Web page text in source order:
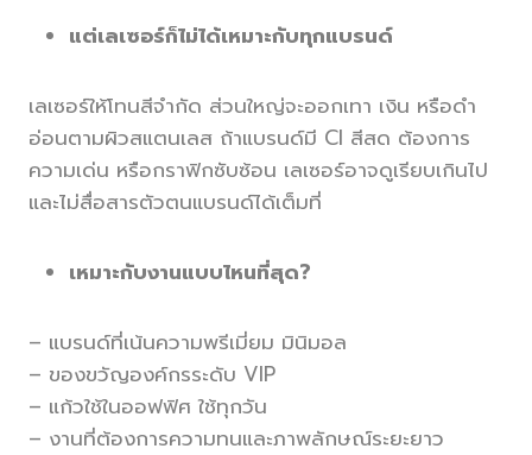
แต่เลเซอร์ก็ไม่ได้เหมาะกับทุกแบรนด์
เลเซอร์ให้โทนสีจำกัด ส่วนใหญ่จะออกเทา เงิน หรือดำ
อ่อนตามผิวสแตนเลส ถ้าแบรนด์มี CI สีสด ต้องการ
ความเด่น หรือกราฟิกซับซ้อน เลเซอร์อาจดูเรียบเกินไป
และไม่สื่อสารตัวตนแบรนด์ได้เต็มที่
เหมาะกับงานแบบไหนที่สุด?
– แบรนด์ที่เน้นความพรีเมี่ยม มินิมอล
– ของขวัญองค์กรระดับ VIP
– แก้วใช้ในออฟฟิศ ใช้ทุกวัน
– งานที่ต้องการความทนและภาพลักษณ์ระยะยาว